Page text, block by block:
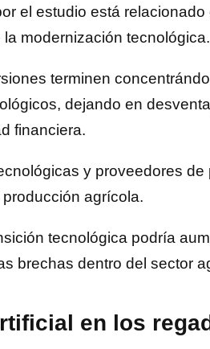
el estudio está
modernización tecnológica.
terminen
dejando en
financiera.
y proveedores de
agrícola.
tecnológica podría
brechas dentro del sector
en los